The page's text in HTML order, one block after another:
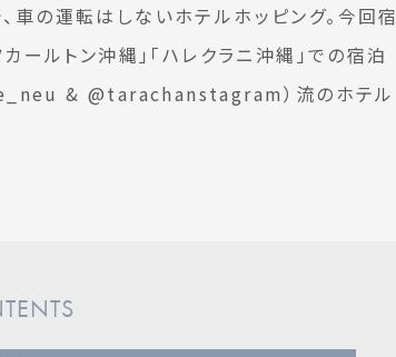
の運転はしないホテルホッピング。今回宿
ールトン沖縄」「ハレクラニ沖縄」での宿泊
& @tarachanstagram）流のホテル